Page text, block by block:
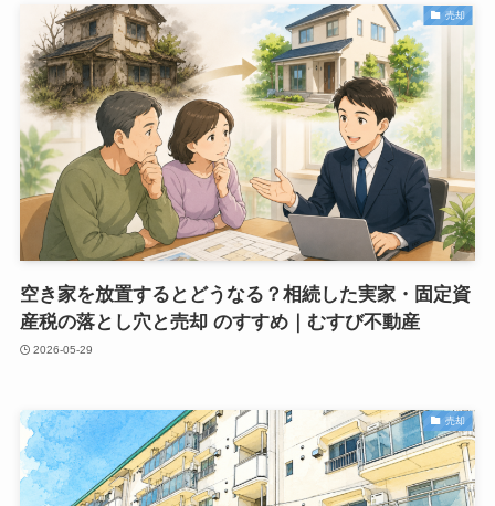
売却
空き家を放置するとどうなる？相続した実家・固定資
産税の落とし穴と売却 のすすめ｜むすび不動産
2026-05-29
売却